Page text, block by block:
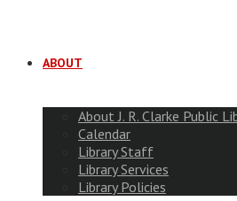
ABOUT
About J. R. Clarke Public
Calendar
Library Staff
Library Services
Library Policies